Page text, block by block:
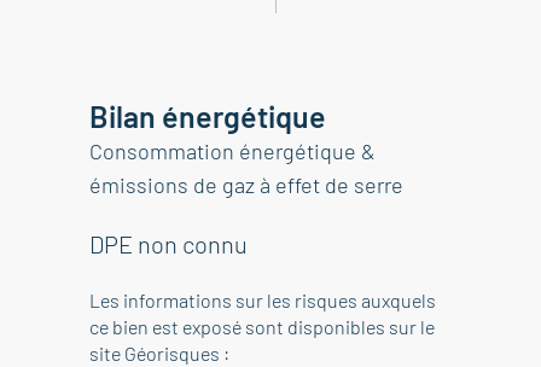
Bilan énergétique
Consommation énergétique &
émissions de gaz à effet de serre
DPE non connu
Les informations sur les risques auxquels
ce bien est exposé sont disponibles sur le
site Géorisques :